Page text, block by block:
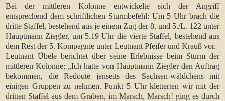
Bei der mittleren Kolonne entwickelte sich der Angriff
entsprechend dem schriftlichen Sturmbefehl: Um 5 Uhr brach die
dritte Staffel, bestehend aus je einem Zug der 8. und 5./L. 122 unter
Hauptmann Ziegler, um 5.19 Uhr die vierte Staffel, bestehend aus
dem Rest der 5. Kompagnie unter Leutnant Pfeifer und Krauß vor.
Leutnant Übele berichtet über seine Erlebnisse beim Sturm der
mittleren Kolonne: „Ich hatte von Hauptmann Ziegler den Auftrag
bekommen, die Redoute jenseits des Sachsen-wäldchens mit
einigen Gruppen zu nehmen. Punkt 5 Uhr kletterten wir mit der
dritten Staffel aus dem Graben, im Marsch, Marsch! ging es durch